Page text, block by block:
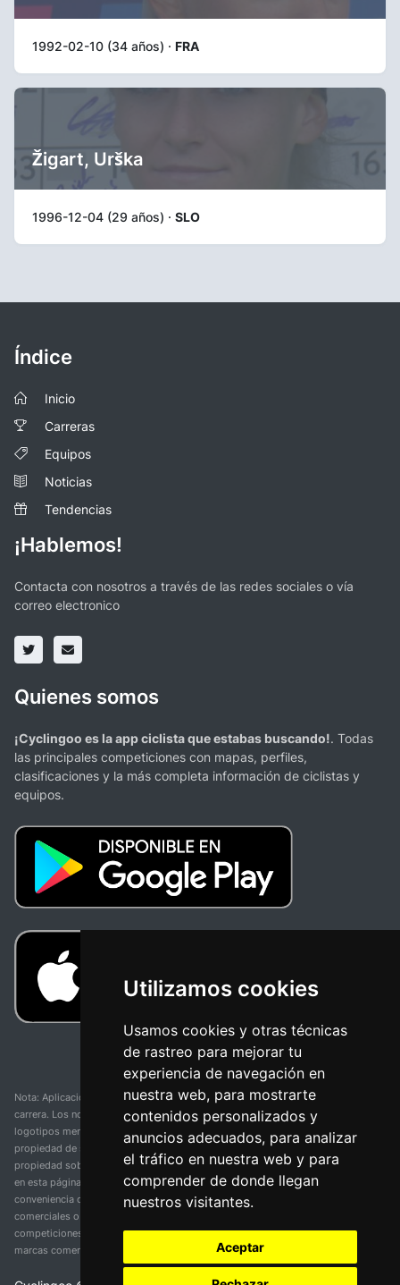
Utilizamos cookies
Usamos cookies y otras técnicas
de rastreo para mejorar tu
experiencia de navegación en
nuestra web, para mostrarte
contenidos personalizados y
anuncios adecuados, para analizar
el tráfico en nuestra web y para
comprender de donde llegan
nuestros visitantes.
Aceptar
1992-02-10 (34 años) · FRA
Žigart, Urška
1996-12-04 (29 años) · SLO
Índice
Inicio
Carreras
Equipos
Noticias
Tendencias
¡Hablemos!
Contacta con nosotros a través de las redes sociales o vía
correo electronico
Quienes somos
¡Cyclingoo es la app ciclista que estabas buscando!. Todas
las principales competiciones con mapas, perfiles,
clasificaciones y la más completa información de ciclistas y
equipos.
Nota: Aplicación y web no oficial y no relacionada con ninguna organización o
carrera. Los nombres de equipos, competiciones, marcas comerciales y
logotipos mencionados en esta página de resultados de ciclismo son
propiedad de sus respectivos dueños. No tenemos afiliación, patrocinio ni
propiedad sobre estas marcas comerciales. Toda la información proporcionada
en esta página se presenta únicamente con fines informativos y para la
conveniencia de nuestros usuarios. Cualquier uso de nombres, marcas
comerciales o logotipos tiene el único propósito de identificar equipos y
competiciones y no implica asociación o respaldo. Todos los derechos de las
marcas comerciales mencionadas aquí pertenecen a sus propietarios legítimos.